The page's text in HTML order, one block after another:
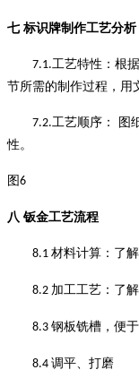
七 标识牌制作工艺分析
7.1.工艺特性 ： 根
节所需的制作过程，用
7.2.工艺顺序 ：
图
性 。
图 6
八 钣金工艺流程
8.1 材料计算 ： 了
8.2 加工工艺 ： 了
8.3 钢板铣槽，便
8.4 调平、打磨